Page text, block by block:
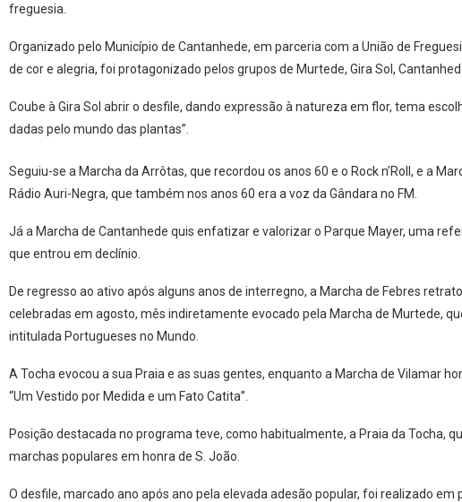
freguesia.
Organizado pelo Município de Cantanhede, em parceria com a União de
de cor e alegria, foi protagonizado pelos grupos de Murtede, Gira Sol,
Coube à Gira Sol abrir o desfile, dando expressão à natureza em flor, tema
dadas pelo mundo das plantas”.
Seguiu-se a Marcha da Arrôtas, que recordou os anos 60 e o Rock n’Roll, e a
Rádio Auri-Negra, que também nos anos 60 era a voz da Gândara no FM.
Já a Marcha de Cantanhede quis enfatizar e valorizar o Parque Mayer, uma
que entrou em declínio.
De regresso ao ativo após alguns anos de interregno, a Marcha de Febres
celebradas em agosto, mês indiretamente evocado pela Marcha de Murtede,
intitulada Portugueses no Mundo.
A Tocha evocou a sua Praia e as suas gentes, enquanto a Marcha de Vilamar
“Um Vestido por Medida e um Fato Catita”.
Posição destacada no programa teve, como habitualmente, a Praia da Tocha,
marchas populares em honra de S. João.
O desfile, marcado ano após ano pela elevada adesão popular, foi realizado